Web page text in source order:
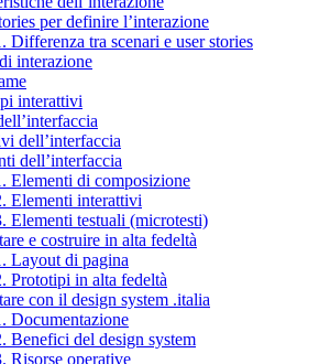
per definire l’interazione
Differenza tra scenari e user stories
interazione
interattivi
dell’interfaccia
dell’interfaccia
Elementi di composizione
Elementi interattivi
Elementi testuali (microtesti)
e costruire in alta fedeltà
Layout di pagina
Prototipi in alta fedeltà
con il design system .italia
Documentazione
Benefici del design system
Risorse operative